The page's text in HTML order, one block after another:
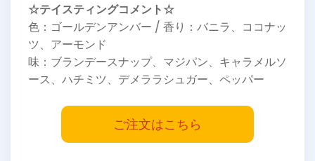
☆テイスティングコメント☆
色：ゴールデンアンバー / 香り：バニラ、ココナッ
ツ、アーモンド
味：ブランデースナップ、マジパン、キャラメルソ
ース、ハチミツ、デメララシュガー、ペッパー
ご注文はこちら